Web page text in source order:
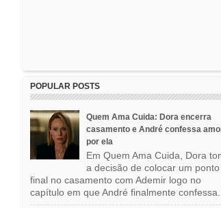
POPULAR POSTS
Quem Ama Cuida: Dora encerra
casamento e André confessa
por ela
Em Quem Ama Cuida, Dora
a decisão de colocar um ponto
final no casamento com Ademir logo no
capítulo em que André finalmente confessa...